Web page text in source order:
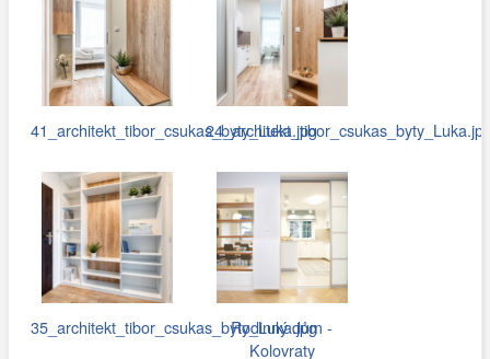
41_architekt_tibor_csukas_byty_Luka.jpg
35_architekt_tibor_csukas_byty_Luka.jpg
Rodinný dům -
Kolovraty